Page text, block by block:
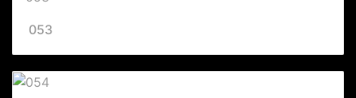
053